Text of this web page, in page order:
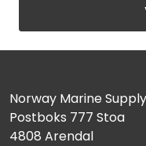
Norway Marine
Postboks 777 Stoa
4808 Arendal